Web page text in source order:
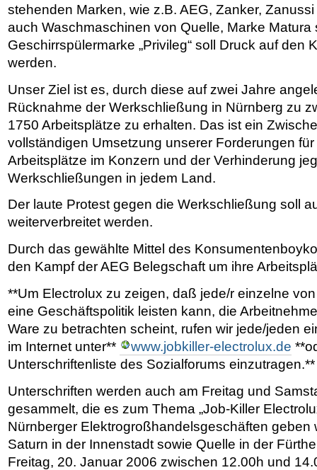
stehenden Marken, wie z.B. AEG, Zanker,
auch Waschmaschinen von Quelle, Marke Matura
Geschirrspülermarke „Privileg“ soll Druck auf den
werden.
Unser Ziel ist es, durch diese auf zwei Jahre
Rücknahme der Werkschließung in Nürnberg zu
1750 Arbeitsplätze zu erhalten. Das ist ein
vollständigen Umsetzung unserer Forderungen
Arbeitsplätze im Konzern und der Verhinderung
Werkschließungen in jedem Land.
Der laute Protest gegen die Werkschließung soll
weiterverbreitet werden.
Durch das gewählte Mittel des
den Kampf der AEG Belegschaft um ihre
**Um Electrolux zu zeigen, daß jede/r einzelne
eine Geschäftspolitik leisten kann, die
Ware zu betrachten scheint, rufen wir jede/jeden
im Internet unter**
www.jobkiller-electrolux.de
Unterschriftenliste des Sozialforums einzutragen.**
Unterschriften werden auch am Freitag und
gesammelt, die es zum Thema „Job-Killer
Nürnberger Elektrogroßhandelsgeschäften geben
Saturn in der Innenstadt sowie Quelle in der
Freitag, 20. Januar 2006 zwischen 12.00h und